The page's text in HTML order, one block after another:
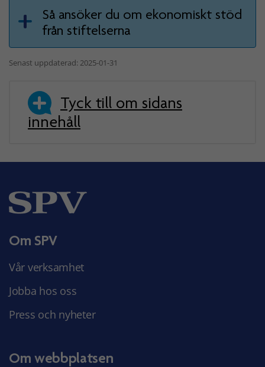
Så ansöker du om ekonomiskt stöd
från stiftelserna
Senast uppdaterad: 2025-01-31
Tyck till om sidans
innehåll
Om SPV
Vår verksamhet
Jobba hos oss
Press och nyheter
Om webbplatsen